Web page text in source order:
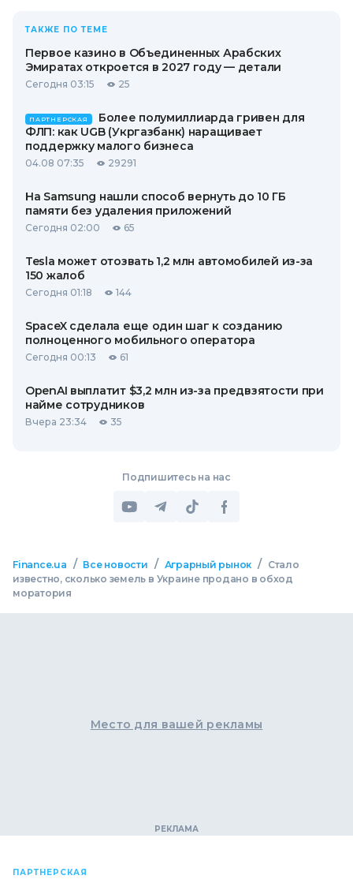
ТАКЖЕ ПО ТЕМЕ
Первое казино в Объединенных Арабских
Эмиратах откроется в 2027 году — детали
Сегодня 03:15 25
ПАРТНЕРСКАЯ
Более полумиллиарда гривен для
ФЛП: как UGB (Укргазбанк) наращивает
поддержку малого бизнеса
04.08 07:35 29291
На Samsung нашли способ вернуть до 10 ГБ
памяти без удаления приложений
Сегодня 02:00 65
Tesla может отозвать 1,2 млн автомобилей из-за
150 жалоб
Сегодня 01:18 144
SpaceX сделала еще один шаг к созданию
полноценного мобильного оператора
Сегодня 00:13 61
OpenAI выплатит $3,2 млн из-за предвзятости при
найме сотрудников
Вчера 23:34 35
Подпишитесь на нас
Finance.ua / Все новости / Аграрный рынок /
Стало
известно, сколько земель в Украине продано в обход
моратория
Место для вашей рекламы
ПАРТНЕРСКАЯ